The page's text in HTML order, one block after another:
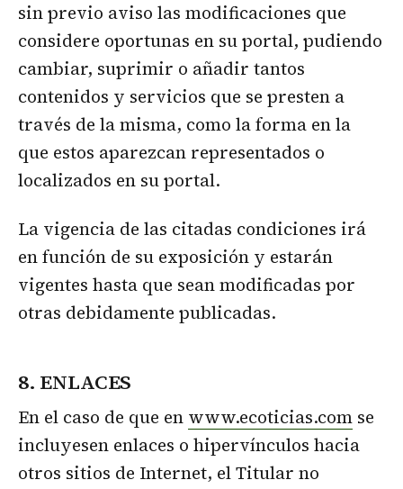
sin previo aviso las modificaciones que
considere oportunas en su portal, pudiendo
cambiar, suprimir o añadir tantos
contenidos y servicios que se presten a
través de la misma, como la forma en la
que estos aparezcan representados o
localizados en su portal.
La vigencia de las citadas condiciones irá
en función de su exposición y estarán
vigentes hasta que sean modificadas por
otras debidamente publicadas.
8. ENLACES
En el caso de que en www.ecoticias.com se
incluyesen enlaces o hipervínculos hacia
otros sitios de Internet, el Titular no